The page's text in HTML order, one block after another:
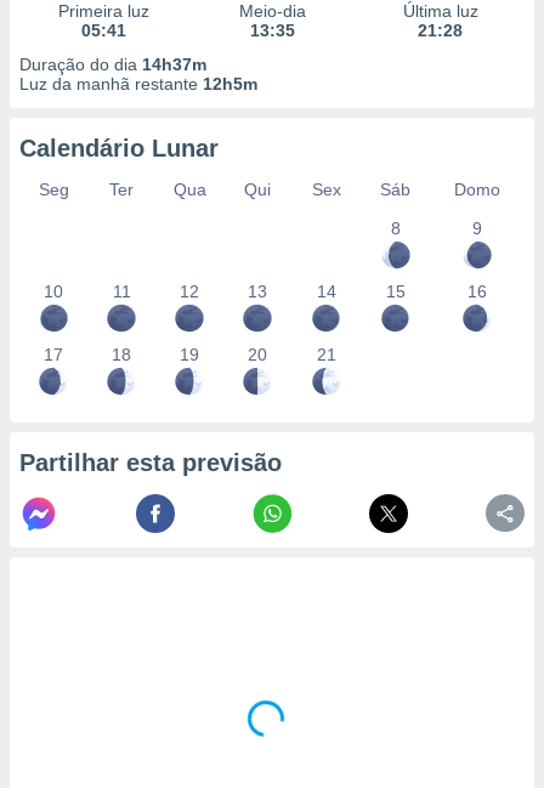
Primeira luz
05:41
Meio-dia
13:35
Última luz
21:28
Duração do dia 14h37m
Luz da manhã restante 12h5m
Calendário Lunar
Seg Ter Qua Qui Sex Sáb
Domo
8
9
10 11 12 13 14 15 16
17 18 19 20 21
Partilhar esta previsão